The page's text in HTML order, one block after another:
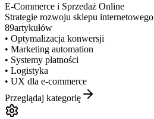
E-Commerce i Sprzedaż Online
Strategie rozwoju sklepu
89artykułów
• Optymalizacja konwersji
• Marketing automation
• Systemy płatności
• Logistyka
• UX dla e-commerce
Przeglądaj kategorię